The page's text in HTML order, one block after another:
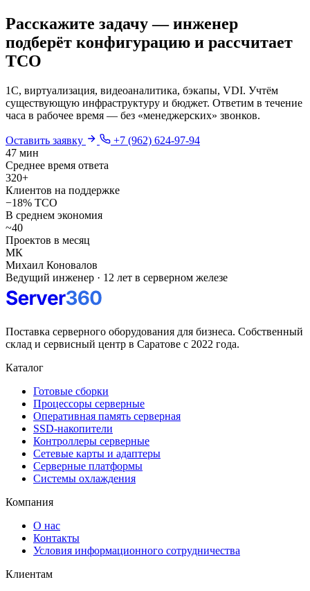
Расскажите задачу — инженер
подберёт конфигурацию и рассчитает
TCO
1С, виртуализация, видеоаналитика, бэкапы, VDI. Учтём
существующую инфраструктуру и бюджет. Ответим в течение
часа в рабочее время — без «менеджерских» звонков.
Оставить заявку
+7 (962) 624-97-94
47 мин
Среднее время ответа
320+
Клиентов на поддержке
−18% TCO
В среднем экономия
~40
Проектов в месяц
МК
Михаил Коновалов
Ведущий инженер · 12 лет в серверном железе
Поставка серверного оборудования для бизнеса. Собственный
склад и сервисный центр в Саратове с 2022 года.
Каталог
Готовые сборки
Процессоры серверные
Оперативная память серверная
SSD-накопители
Контроллеры серверные
Сетевые карты и адаптеры
Серверные платформы
Системы охлаждения
Компания
О нас
Контакты
Условия информационного сотрудничества
Клиентам